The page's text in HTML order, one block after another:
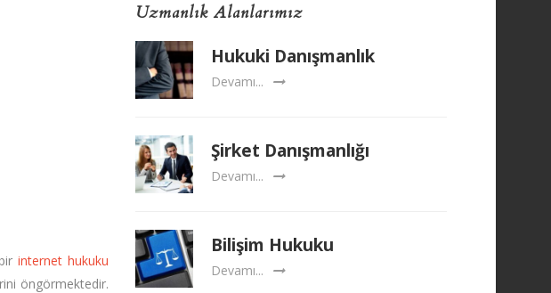
internet hukuku
öngörmektedir.
Uzmanlık Alanlarımız
Hukuki Danışmanlık
Devamı...
Şirket Danışmanlığı
Devamı...
Bilişim Hukuku
Devamı...